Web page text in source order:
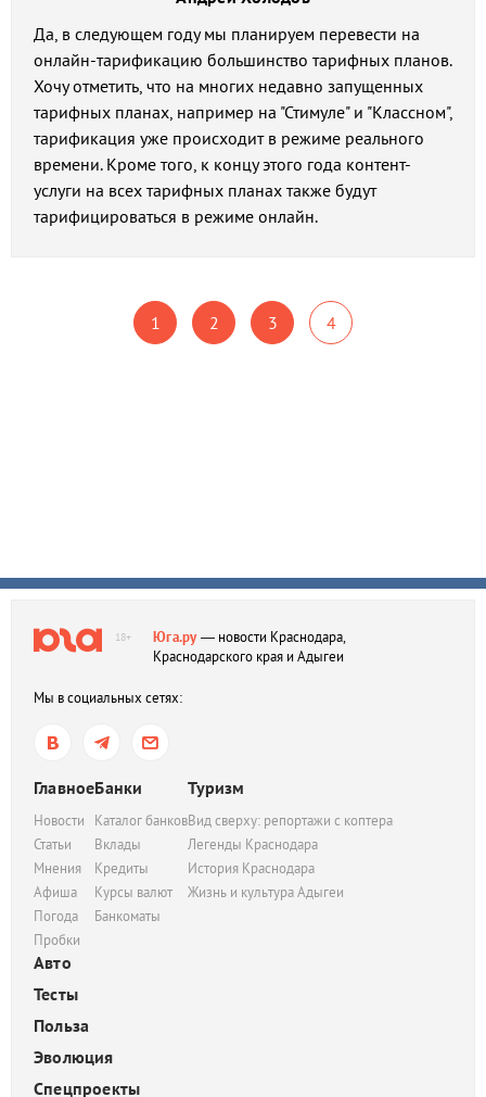
Да, в следующем году мы планируем перевести на
онлайн-тарификацию большинство тарифных планов.
Хочу отметить, что на многих недавно запущенных
тарифных планах, например на "Стимуле" и "Классном",
тарификация уже происходит в режиме реального
времени. Кроме того, к концу этого года контент-
услуги на всех тарифных планах также будут
тарифицироваться в режиме онлайн.
1 2 3 4
18+ Юга.ру— новости Краснодара,
Краснодарского края и Адыгеи
Мы в социальных сетях:
Главное
Новости
Статьи
Мнения
Афиша
Погода
Пробки
Банки
Каталог банков
Вклады
Кредиты
Курсы валют
Банкоматы
Туризм
Вид сверху: репортажи с коптера
Легенды Краснодара
История Краснодара
Жизнь и культура Адыгеи
Авто
Тесты
Польза
Эволюция
Спецпроекты